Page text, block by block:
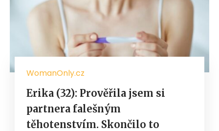
WomanOnly.cz
Erika (32): Prověřila jsem si
partnera falešným
těhotenstvím. Skončilo to